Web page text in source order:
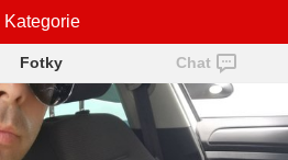
thedary
Fotky Chat
Kategorie